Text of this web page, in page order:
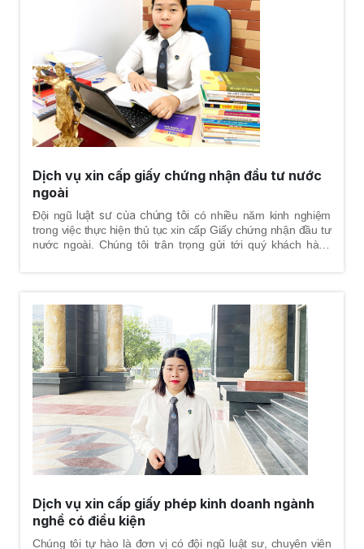
Dịch vụ xin cấp giấy chứng nhận đầu tư nước
ngoài
Đội ngũ luật sư của chúng tôi có nhiều năm kinh nghiệm
trong việc thực hiện thủ tục xin cấp Giấy chứng nhận đầu tư
nước ngoài. Chúng tôi trân trọng gửi tới quý khách hàng
Dịch vụ xin cấp giấy phép kinh doanh ngành
nghề có điều kiện
Chúng tôi tự hào là đơn vị có đội ngũ luật sư, chuyên viên